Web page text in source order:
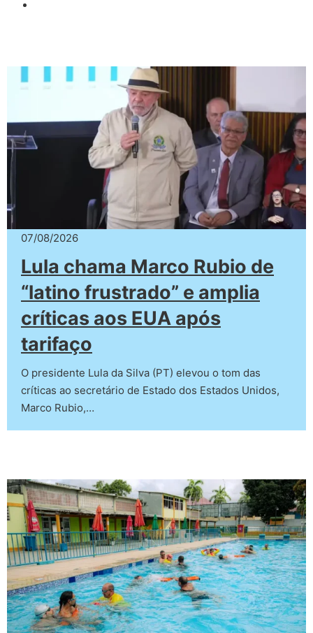
07/08/2026
Lula chama Marco Rubio de
“latino frustrado” e amplia
críticas aos EUA após
tarifaço
O presidente Lula da Silva (PT) elevou o tom das
críticas ao secretário de Estado dos Estados Unidos,
Marco Rubio,…